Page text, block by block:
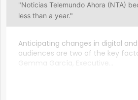
"Noticias Telemundo Ahora (NTA)
less than a year."
Anticipating changes in digital
audiences are two of the key
Gemma García, Executive...